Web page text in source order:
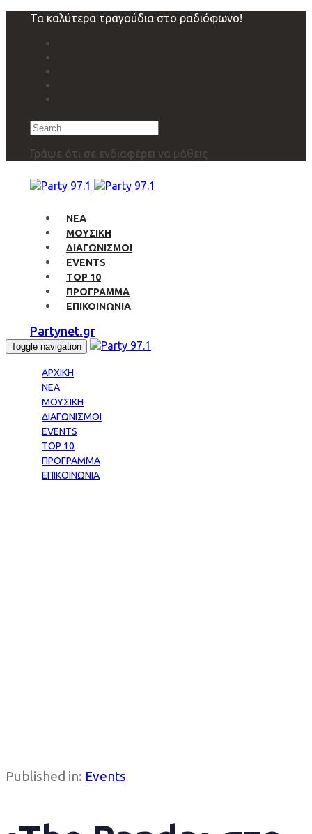
navigation
Τα καλύτερα τραγούδια στο ραδιόφωνο!
Search
Γράψε ότι σε ενδιαφέρει να μάθεις
ΝΕΑ
ΜΟΥΣΙΚΗ
ΔΙΑΓΩΝΙΣΜΟΙ
EVENTS
TOP 10
ΠΡΟΓΡΑΜΜΑ
ΕΠΙΚΟΙΝΩΝΙΑ
Partynet.gr
Toggle navigation
ΑΡΧΙΚΗ
ΝΕΑ
ΜΟΥΣΙΚΗ
ΔΙΑΓΩΝΙΣΜΟΙ
EVENTS
TOP 10
ΠΡΟΓΡΑΜΜΑ
ΕΠΙΚΟΙΝΩΝΙΑ
Published in: Events